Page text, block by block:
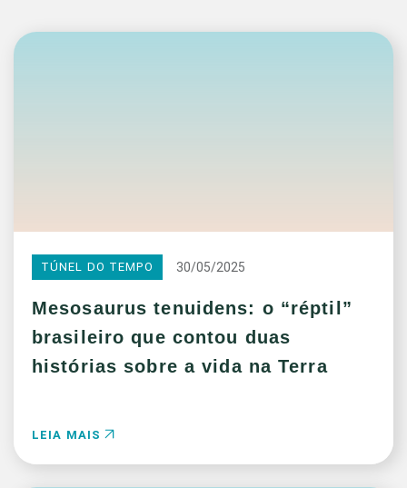
TÚNEL DO TEMPO 30/05/2025
Mesosaurus tenuidens: o “réptil”
brasileiro que contou duas
histórias sobre a vida na Terra
LEIA MAIS